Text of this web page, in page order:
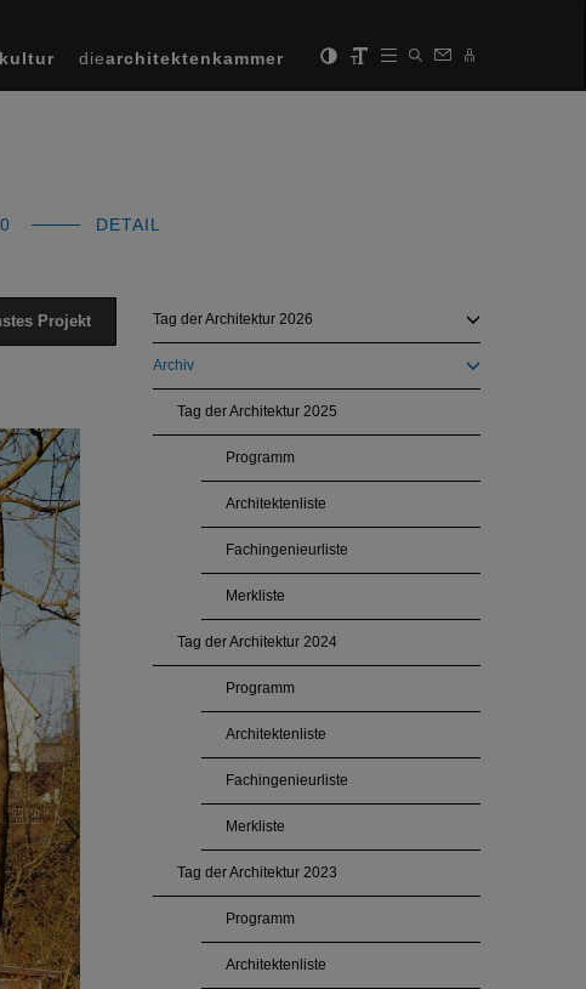
diearchitektenkammer
DETAIL
Projekt
Next
Tag der Architektur 2026
Archiv
Tag der Architektur 2025
Programm
Architektenliste
Fachingenieurliste
Merkliste
Tag der Architektur 2024
Programm
Architektenliste
Fachingenieurliste
Merkliste
Tag der Architektur 2023
Programm
Architektenliste